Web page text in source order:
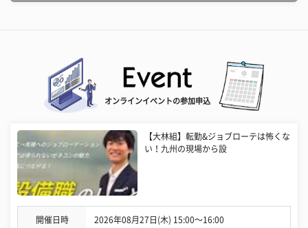
オンラインイベントの参加申込
【大林組】転勤&ジョブローテは怖くな
い！九州の現場から設
開催日時 2026年08月27日(木) 15:00〜16:00